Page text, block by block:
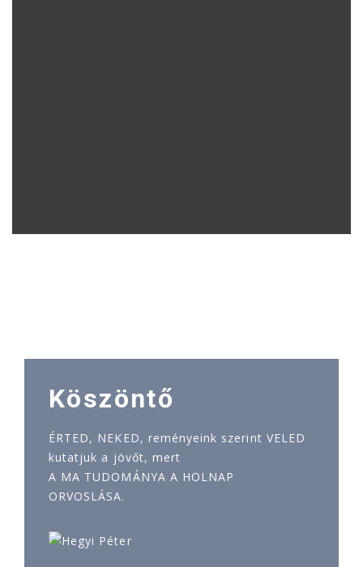
Köszöntő
ÉRTED, NEKED, reményeink szerint VELED
kutatjuk a jövőt, mert
A MA TUDOMÁNYA A HOLNAP
ORVOSLÁSA.